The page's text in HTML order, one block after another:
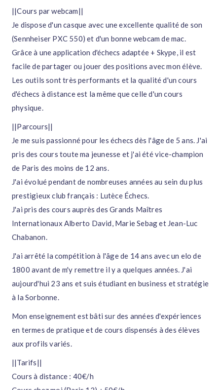
||Cours par webcam||
Je dispose d'un casque avec une excellente qualité de son
(Sennheiser PXC 550) et d'un bonne webcam de mac.
Grâce à une application d'échecs adaptée + Skype, il est
facile de partager ou jouer des positions avec mon élève.
Les outils sont très performants et la qualité d'un cours
d'échecs à distance est la même que celle d'un cours
physique.
||Parcours||
Je me suis passionné pour les échecs dès l'âge de 5 ans. J'ai
pris des cours toute ma jeunesse et j'ai été vice-champion
de Paris des moins de 12 ans.
J'ai évolué pendant de nombreuses années au sein du plus
prestigieux club français : Lutèce Échecs.
J'ai pris des cours auprès des Grands Maîtres
Internationaux Alberto David, Marie Sebag et Jean-Luc
Chabanon.
J'ai arrêté la compétition à l'âge de 14 ans avec un elo de
1800 avant de m'y remettre il y a quelques années. J'ai
aujourd'hui 23 ans et suis étudiant en business et stratégie
à la Sorbonne.
Mon enseignement est bâti sur des années d'expériences
en termes de pratique et de cours dispensés à des élèves
aux profils variés.
||Tarifs||
Cours à distance : 40€/h